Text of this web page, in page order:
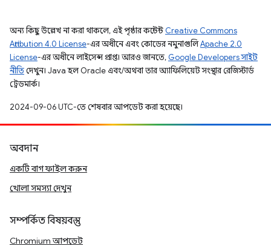
অন্য কিছু উল্লেখ না করা থাকলে, এই পৃষ্ঠার কন্টেন্ট Creative Commons
Attribution 4.0 License-এর অধীনে এবং কোডের নমুনাগুলিApache 2.0
License-এর অধীনে লাইসেন্স প্রাপ্ত। আরও জানতে, Google Developers সাইট
নীতিদেখুন। Java হল Oracle এবং/অথবা তার অ্যাফিলিয়েট সংস্থার রেজিস্টার্ড
ট্রেডমার্ক।
2024-09-06 UTC-তে শেষবার আপডেট করা হয়েছে।
অবদান
একটি বাগ ফাইল করুন
খোলা সমস্যা দেখুন
সম্পর্কিত বিষয়বস্তু
Chromium আপডেট